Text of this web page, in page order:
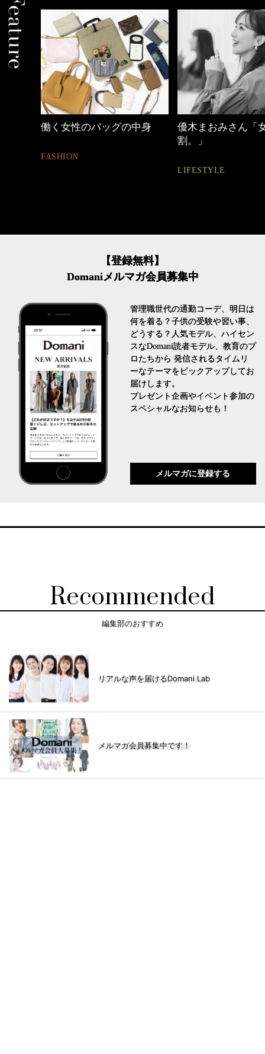
優木まおみさん「女の時間
【ワーママのきれ
ュアル通勤】
FASHION
【登録無料】
Domaniメルマガ会員募集中
管理職世代の通勤コーデ、明日は
何を着る？子供の受験や習い事、
どうする？人気モデル、ハイセン
スなDomani読者モデル、教育のプ
ロたちから 発信されるタイムリ
ーなテーマをピックアップしてお
届けします。
プレゼント企画やイベント参加の
スペシャルなお知らせも！
メルマガに登録する
Recommended
編集部のおすすめ
リアルな声を届けるDomani Lab
メルマガ会員募集中です！